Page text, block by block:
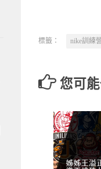
標籤： nike訓練
您可